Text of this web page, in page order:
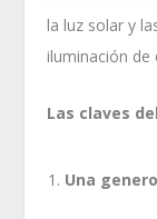
la luz solar y
iluminación de
Las claves
Una